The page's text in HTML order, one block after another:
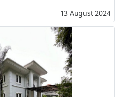
13 August 2024